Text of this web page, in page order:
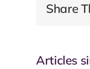
Share
Articles